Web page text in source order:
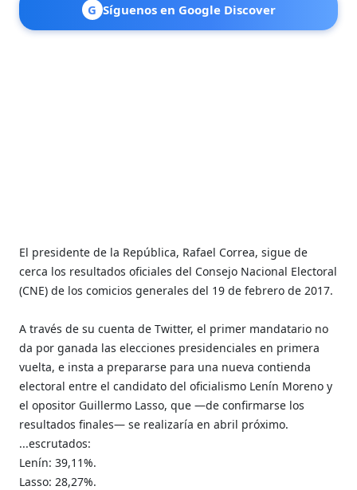
G Síguenos en Google Discover
El presidente de la República, Rafael Correa, sigue de
cerca los resultados oficiales del Consejo Nacional Electoral
(CNE) de los comicios generales del 19 de febrero de 2017.
A través de su cuenta de Twitter, el primer mandatario no
da por ganada las elecciones presidenciales en primera
vuelta, e insta a prepararse para una nueva contienda
electoral entre el candidato del oficialismo Lenín Moreno y
el opositor Guillermo Lasso, que —de confirmarse los
resultados finales— se realizaría en abril próximo.
...escrutados:
Lenín: 39,11%.
Lasso: 28,27%.